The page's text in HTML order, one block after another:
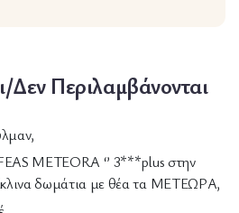
Δεν Περιλαμβάνονται
METEORA ‘’ 3***plus στην
δωμάτια με θέα τα ΜΕΤΕΩΡΑ,